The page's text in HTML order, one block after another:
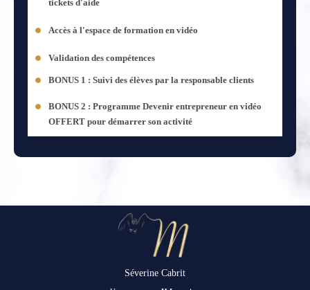
tickets d'aide
Accès à l'espace de formation en vidéo
Validation des compétences
BONUS 1 : Suivi des élèves par la responsable clients
BONUS 2 : Programme Devenir entrepreneur en vidéo
OFFERT pour démarrer son activité
Séverine Cabrit